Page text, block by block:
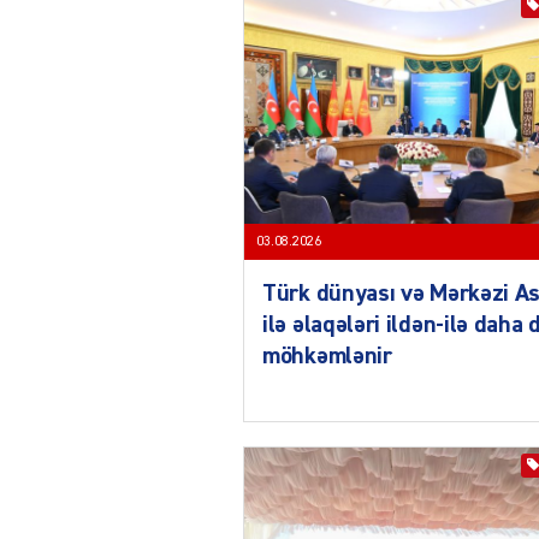
03.08.2026
Türk dünyası və Mərkəzi
ilə əlaqələri ildən-ilə daha
möhkəmlənir